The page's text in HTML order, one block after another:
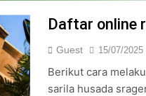
Daftar online
Guest 15/07/2025
Berikut cara
sarila husada